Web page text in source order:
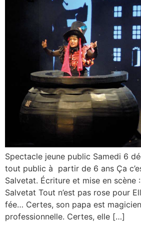
Spectacle jeune public Samedi 6
tout public à partir de 6 ans Ça
Salvetat. Écriture et mise en scène
Salvetat Tout n’est pas rose pour
fée… Certes, son papa est
professionnelle. Certes, elle […]